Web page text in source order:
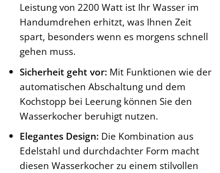
Leistung von 2200 Watt ist Ihr Wasser im
Handumdrehen erhitzt, was Ihnen Zeit
spart, besonders wenn es morgens schnell
gehen muss.
Sicherheit geht vor: Mit Funktionen wie der
automatischen Abschaltung und dem
Kochstopp bei Leerung können Sie den
Wasserkocher beruhigt nutzen.
Elegantes Design: Die Kombination aus
Edelstahl und durchdachter Form macht
diesen Wasserkocher zu einem stilvollen